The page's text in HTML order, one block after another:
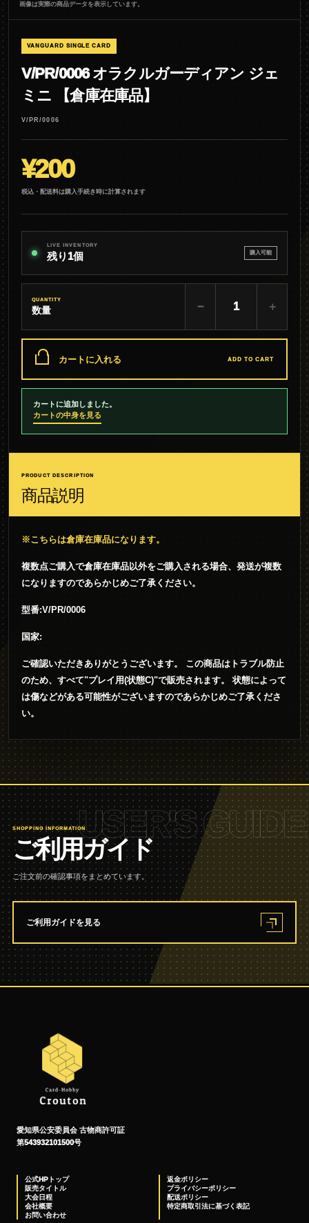
画像は実際の商品データを表示しています。
VANGUARD SINGLE CARD
V/PR/0006 オラクルガーディアン ジェ
ミニ 【倉庫在庫品】
V/PR/0006
¥200
税込・配送料は購入手続き時に計算されます
LIVE INVENTORY
残り1個 購入可能
QUANTITY
数量 − ＋
カートに入れる ADD TO CART
カートに追加しました。
カートの中身を見る
PRODUCT DESCRIPTION
商品説明
※こちらは倉庫在庫品になります。
複数点ご購入で倉庫在庫品以外をご購入される場合、発送が複数
になりますのであらかじめご了承ください。
型番:V/PR/0006
国家:
ご確認いただきありがとうございます。 この商品はトラブル防止
のため、すべて"プレイ用(状態C)"で販売されます。 状態によって
は傷などがある可能性がございますのであらかじめご了承くださ
い。
USER'S GUIDE
SHOPPING INFORMATION
ご利用ガイド
ご注文前の確認事項をまとめています。
ご利用ガイドを見る
愛知県公安委員会 古物商許可証
第543932101500号
公式HPトップ
販売タイトル
大会日程
会社概要
お問い合わせ
返金ポリシー
プライバシーポリシー
配送ポリシー
特定商取引法に基づく表記